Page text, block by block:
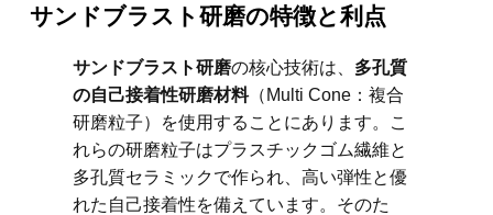
サンドブラスト研磨の特徴と利点
サンドブラスト研磨の核心技術は、 多孔質
の自己接着性研磨材料（Multi Cone：複合
研磨粒子）を使用することにあります。こ
れらの研磨粒子はプラスチックゴム繊維と
多孔質セラミックで作られ、高い弾性と優
れた自己接着性を備えています。そのた